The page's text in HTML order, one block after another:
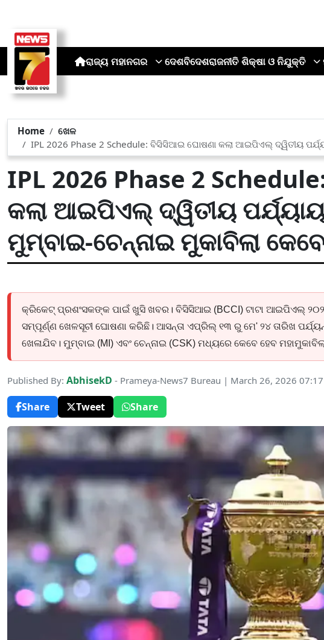
ରାଜ୍ୟ ମହାନଗର ଦେଶବିଦେଶରାଜନୀତି ଶିକ୍ଷା ଓ ନିଯୁକ୍ତି
Home
ଖେଳ
IPL 2026 Phase 2 Schedule: ବିସିସିଆଇ ଘୋଷଣା କଲା ଆଇପିଏଲ୍ ଦ୍ୱିତୀୟ
IPL 2026 Phase 2
କଲା ଆଇପିଏଲ୍ ଦ୍ୱିତୀୟ ପର୍ଯ୍ୟାୟ
ମୁମ୍ବାଇ-ଚେନ୍ନାଇ ମୁକାବିଲା
କ୍ରିକେଟ୍ ପ୍ରଶଂସକଙ୍କ ପାଇଁ ଖୁସି ଖବର। ବିସିସିଆଇ (BCCI) ଟାଟା ଆଇପିଏଲ୍
ସମ୍ପୂର୍ଣ୍ଣ ଖେଳସୂଚୀ ଘୋଷଣା କରିଛି। ଆସନ୍ତା ଏପ୍ରିଲ୍ ୧୩ ରୁ ମେ' ୨୪ ତାରିଖ
ଖେଳାଯିବ। ମୁମ୍ବାଇ (MI) ଏବଂ ଚେନ୍ନାଇ (CSK) ମଧ୍ୟରେ କେବେ ହେବ
Published By: AbhisekD - Prameya-News7 Bureau | March 26, 2026
Share
Tweet Share